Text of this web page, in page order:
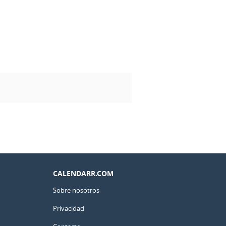
CALENDARR.COM
Sobre nosotros
Privacidad